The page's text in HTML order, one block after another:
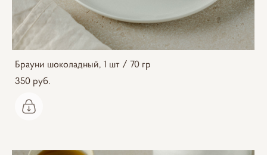
Брауни шоколадный, 1 шт / 70 гр
350 pуб.